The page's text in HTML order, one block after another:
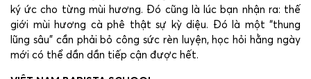
ký ức cho từng mùi hương. Đó cũng là lúc bạn nhận ra: thế
giới mùi hương cà phê thật sự kỳ diệu. Đó là một “thung
lũng sâu” cần phải bỏ công sức rèn luyện, học hỏi hằng ngày
mới có thể dần dần tiếp cận được hết.